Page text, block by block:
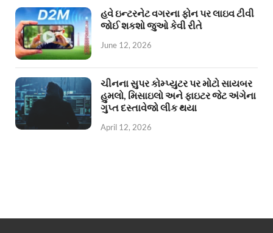
હવે ઇન્ટરનેટ વગરના ફોન પર લાઇવ ટીવી
જોઈ શકશો જુઓ કેવી રીતે
June 12, 2026
ચીનના સુપર કોમ્પ્યુટર પર મોટો સાયબર
હુમલો, મિસાઇલો અને ફાઇટર જેટ અંગેના
ગુપ્ત દસ્તાવેજો લીક થયા
April 12, 2026